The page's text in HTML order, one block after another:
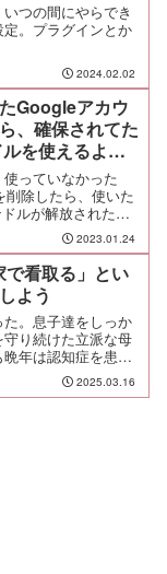
つの間にやらでき
。プラグインとか
2024.02.02
Googleアカウ
、確保されてた
を使えるよう
っていなかった
削除したら、使いた
ルが解放された。
ゃなかったけど2023.01.24
看取る」とい
よう
。息子達をしっか
り続けた立派な母
年は認知症を患
れつつ、なんとかし
けるよう、オレ達も
2025.03.16